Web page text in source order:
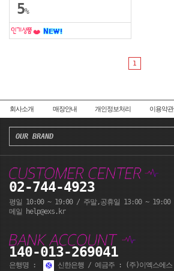
5%
1
회사소개 매장안내 개인정보처리 이용약관
OUR BRAND
02-744-4923
평일 10:00 ~ 19:00 / 주말,공휴일 13:00 ~ 19:00
메일 help@exs.kr
140-013-269041
은행명 : 신한은행 / 예금주 : (주)이엑스에스